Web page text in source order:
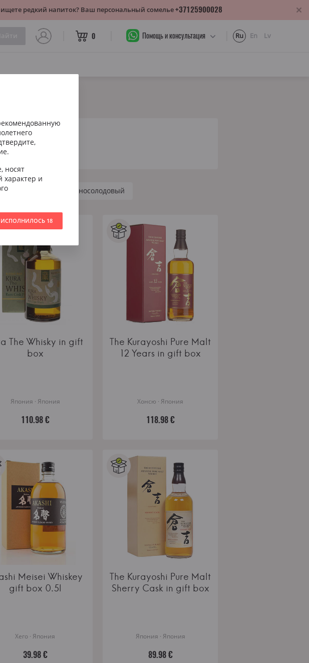
0 Помощь и консультация Ru En Lv
Односолодовый
The Whisky in gift
box
Япония · Япония
110.98 €
The Kurayoshi Pure Malt
12 Years in gift box
Хонсю · Япония
118.98 €
Meisei Whiskey
gift box 0.5l
Хего · Япония
39.98 €
The Kurayoshi Pure Malt
Sherry Cask in gift box
Япония · Япония
89.98 €
носят
и
18
редкий напиток? Ваш персональный сомелье+37125900028